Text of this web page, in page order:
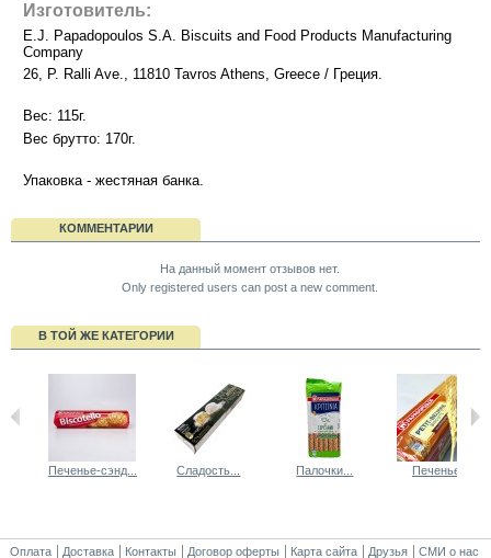
Изготовитель:
E.J. Papadopoulos S.A. Biscuits and Food Products Manufacturing
Company
26, P. Ralli Ave., 11810 Tavros Athens, Greece / Греция.
Вес: 115г.
Вес брутто: 170г.
Упаковка - жестяная банка.
КОММЕНТАРИИ
На данный момент отзывов нет.
Only registered users can post a new comment.
В ТОЙ ЖЕ КАТЕГОРИИ
Печенье-сэнд... Сладость... Палочки... Печенье...
Оплата Доставка Контакты Договор оферты Карта сайта Друзья СМИ о нас